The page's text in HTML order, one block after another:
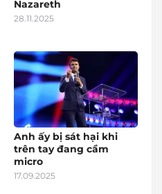
Nazareth
28.11.2025
Anh ấy bị sát hại khi
trên tay đang cầm
micro
17.09.2025